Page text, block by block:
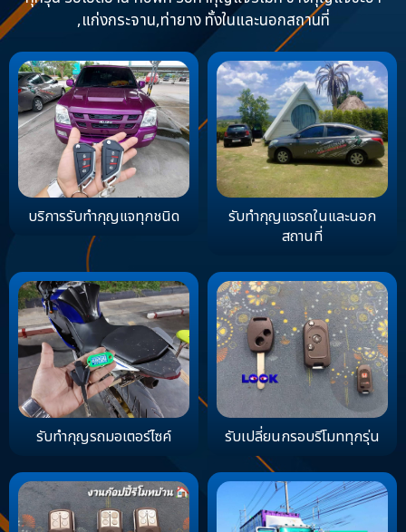
,แก่งกระจาน,ท่ายาง ทั้งในและนอกสถานที่
บริการรับทำกุญแจทุกชนิด
รับทำกุญแจรถในและนอก
สถานที่
รับทำกุญรถมอเตอร์ไซค์ รับเปลี่ยนกรอบรีโมททุกรุ่น